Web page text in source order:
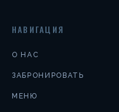
НАВИГАЦИЯ
О НАС
ЗАБРОНИРОВАТЬ
МЕНЮ